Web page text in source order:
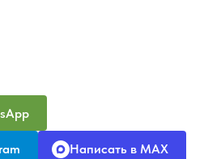
Написать в MAX